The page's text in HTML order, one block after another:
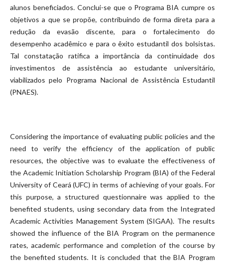
alunos beneficiados. Conclui-se que o Programa BIA cumpre os
objetivos a que se propõe, contribuindo de forma direta para a
redução da evasão discente, para o fortalecimento do
desempenho acadêmico e para o êxito estudantil dos bolsistas.
Tal constatação ratifica a importância da continuidade dos
investimentos de assistência ao estudante universitário,
viabilizados pelo Programa Nacional de Assistência Estudantil
(PNAES).
Considering the importance of evaluating public policies and the
need to verify the efficiency of the application of public
resources, the objective was to evaluate the effectiveness of
the Academic Initiation Scholarship Program (BIA) of the Federal
University of Ceará (UFC) in terms of achieving of your goals. For
this purpose, a structured questionnaire was applied to the
benefited students, using secondary data from the Integrated
Academic Activities Management System (SIGAA). The results
showed the influence of the BIA Program on the permanence
rates, academic performance and completion of the course by
the benefited students. It is concluded that the BIA Program